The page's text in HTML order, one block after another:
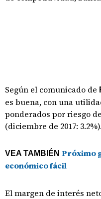
Según el comunicado de
es buena, con una
ponderados por riesgo
(diciembre de 2017: 3.2%).
VEA TAMBIÉN Próximo
económico fácil
El margen de interés